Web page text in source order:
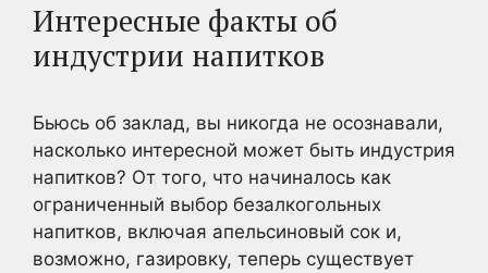
Интересные факты об
индустрии напитков
Бьюсь об заклад, вы никогда не осознавали,
насколько интересной может быть индустрия
напитков? От того, что начиналось как
ограниченный выбор безалкогольных
напитков, включая апельсиновый сок и,
возможно, газировку, теперь существует